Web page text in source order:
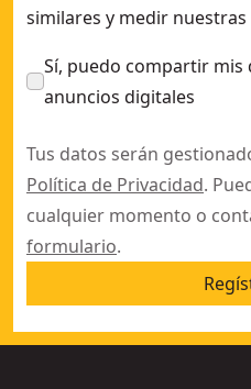
similares y medir
Sí, puedo compartir
anuncios digitales
Tus datos serán
Política de Privacidad.
cualquier momento o
formulario.